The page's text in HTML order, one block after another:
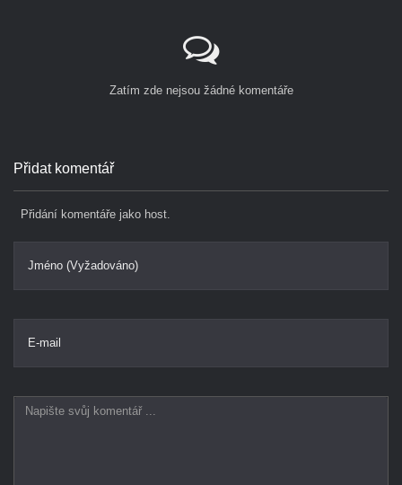
Zatím zde nejsou žádné komentáře
Přidat komentář
Přidání komentáře jako host.
Jméno (Vyžadováno)
E-mail